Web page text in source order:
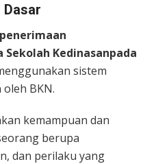
Dasar
penerimaan
Kedinasanpada
sistem
BKN.
kemampuan dan
berupa
dan perilaku yang